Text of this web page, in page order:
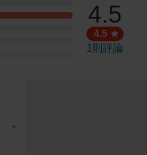
4.5
4.5
1則評論